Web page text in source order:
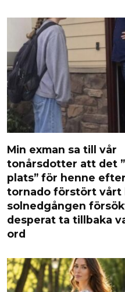
Min exman sa till vår
tonårsdotter att det
plats” för henne
tornado förstört vårt
solnedgången
desperat ta tillbaka
ord